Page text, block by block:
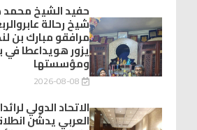
حفيد الشيخ
شيخ رحالة
مرافقو مبارك بن
يزور هويداعطا في
ومؤسستها
2026-08-08
الاتحاد الدولي
العربي يدشّن